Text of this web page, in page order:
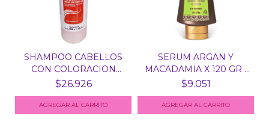
SHAMPOO CABELLOS
CON COLORACION
TEÑIDOS...
$26.926
SERUM ARGAN Y
MACADAMIA X 120 GR -
BELLI...
$9.051